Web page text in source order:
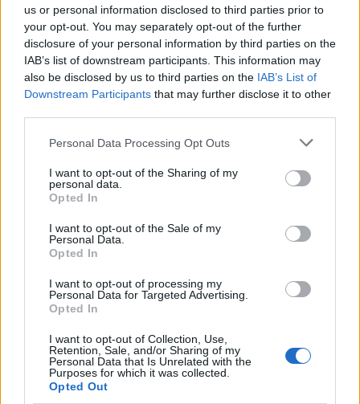
us or personal information disclosed to third parties prior to
your opt-out. You may separately opt-out of the further
disclosure of your personal information by third parties on the
IAB’s list of downstream participants. This information may
also be disclosed by us to third parties on the IAB’s List of
Downstream Participants that may further disclose it to other
Please note that this website/app uses one or more Google
not limited to your visit or usage behaviour. You may click to
grant or deny consent to Google and its third-party tags to
use your data for below specified purposes in below Google
consent section.
Personal Data Processing Opt Outs
I want to opt-out of the Sharing of my
personal data.
Opted In
I want to opt-out of the Sale of my
Personal Data.
Opted In
I want to opt-out of processing my
Personal Data for Targeted Advertising.
Opted In
I want to opt-out of Collection, Use,
Retention, Sale, and/or Sharing of my
Personal Data that Is Unrelated with the
Purposes for which it was collected.
Opted Out
À lire aussi
ECONOMIE